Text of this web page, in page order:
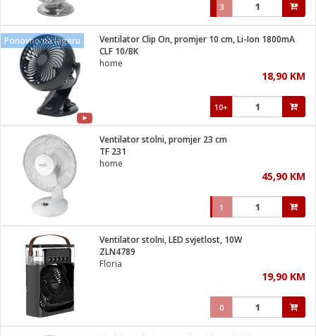
3
Ponovno na lageru
Ventilator Clip On, promjer 10 cm, Li-Ion 1800mA
CLF 10/BK
home
18,90 KM
10+
Ventilator stolni, promjer 23 cm
TF 231
home
45,90 KM
1
Ventilator stolni, LED svjetlost, 10W
ZLN4789
Floria
19,90 KM
0